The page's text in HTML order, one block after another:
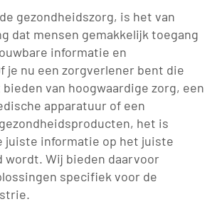
gezondheidszorg, is het van
dat mensen gemakkelijk toegang
informatie en
je nu een zorgverlener bent die
van hoogwaardige zorg, een
apparatuur of een
het is
juiste informatie op het juiste
wordt. Wij bieden daarvoor
specifiek voor de